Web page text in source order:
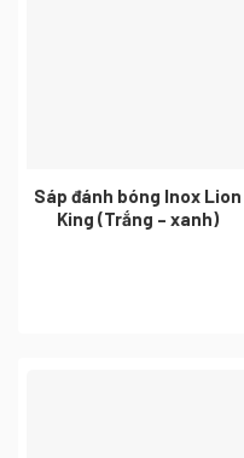
Sáp đánh bóng Inox Lion
King (Trắng – xanh)